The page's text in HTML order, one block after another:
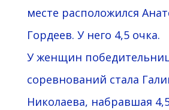
месте расположился
Гордеев. У него 4,5 очка.
У женщин
соревнований стала
Николаева, набравшая